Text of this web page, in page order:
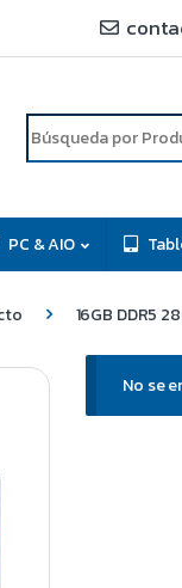
PC & AIO
16GB DDR5
No se